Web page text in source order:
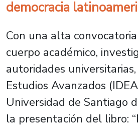
democracia
Con una alta
cuerpo académico,
autoridades
Estudios Avanzados
Universidad de Santiago
la presentación del libro: